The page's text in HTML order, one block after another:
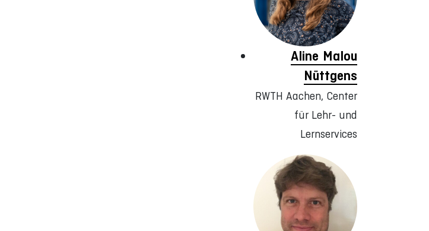
Aline Malou
Nüttgens
RWTH Aachen, Center
für Lehr- und
Lernservices